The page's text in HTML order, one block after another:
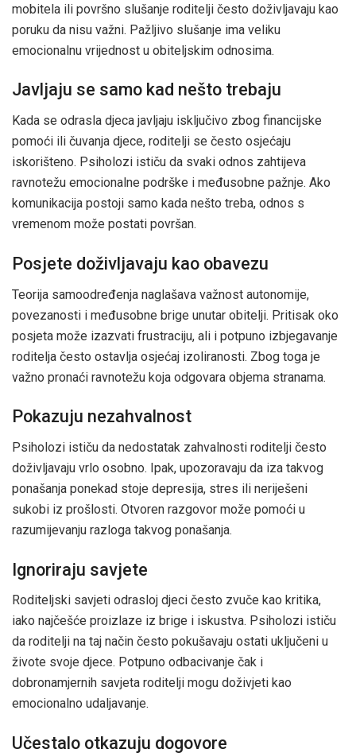
mobitela ili površno slušanje roditelji često doživljavaju kao
poruku da nisu važni. Pažljivo slušanje ima veliku
emocionalnu vrijednost u obiteljskim odnosima.
Javljaju se samo kad nešto trebaju
Kada se odrasla djeca javljaju isključivo zbog financijske
pomoći ili čuvanja djece, roditelji se često osjećaju
iskorišteno. Psiholozi ističu da svaki odnos zahtijeva
ravnotežu emocionalne podrške i međusobne pažnje. Ako
komunikacija postoji samo kada nešto treba, odnos s
vremenom može postati površan.
Posjete doživljavaju kao obavezu
Teorija samoodređenja naglašava važnost autonomije,
povezanosti i međusobne brige unutar obitelji. Pritisak oko
posjeta može izazvati frustraciju, ali i potpuno izbjegavanje
roditelja često ostavlja osjećaj izoliranosti. Zbog toga je
važno pronaći ravnotežu koja odgovara objema stranama.
Pokazuju nezahvalnost
Psiholozi ističu da nedostatak zahvalnosti roditelji često
doživljavaju vrlo osobno. Ipak, upozoravaju da iza takvog
ponašanja ponekad stoje depresija, stres ili neriješeni
sukobi iz prošlosti. Otvoren razgovor može pomoći u
razumijevanju razloga takvog ponašanja.
Ignoriraju savjete
Roditeljski savjeti odrasloj djeci često zvuče kao kritika,
iako najčešće proizlaze iz brige i iskustva. Psiholozi ističu
da roditelji na taj način često pokušavaju ostati uključeni u
živote svoje djece. Potpuno odbacivanje čak i
dobronamjernih savjeta roditelji mogu doživjeti kao
emocionalno udaljavanje.
Učestalo otkazuju dogovore